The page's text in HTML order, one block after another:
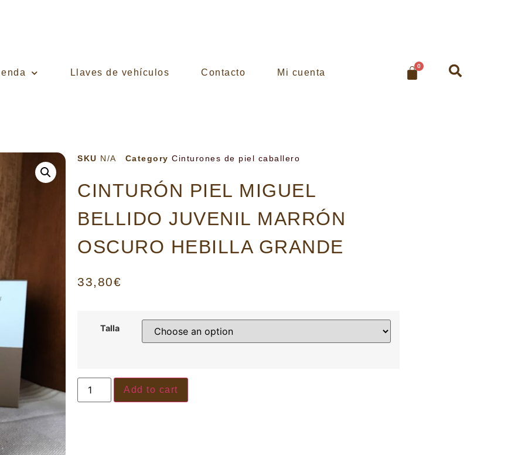
Llaves de vehículos Contacto Mi cuenta
0
SKU N/A Category Cinturones de piel caballero
CINTURÓN PIEL MIGUEL
BELLIDO JUVENIL MARRÓN
OSCURO HEBILLA GRANDE
33,80€
Talla
Add to cart